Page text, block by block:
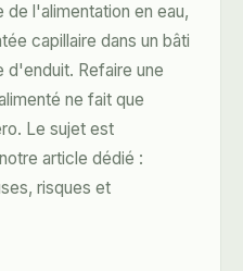
l'alimentation en eau,
capillaire dans un bâti
d'enduit. Refaire une
ne fait que
Le sujet est
article dédié :
risques et